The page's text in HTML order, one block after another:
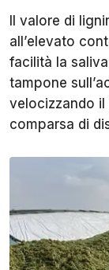
Il valore di
all’elevato
facilità la
tampone
velocizzando
comparsa di